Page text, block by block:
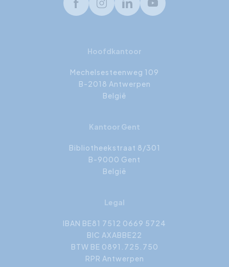
FacebookInstagramLinkedInYoutube
Hoofdkantoor
Mechelsesteenweg 109
B-2018 Antwerpen
België
Kantoor Gent
Bibliotheekstraat 8/301
B-9000 Gent
België
Legal
IBAN BE81 7512 0669 5724
BIC AXABBE22
BTW BE 0891.725.750
RPR Antwerpen